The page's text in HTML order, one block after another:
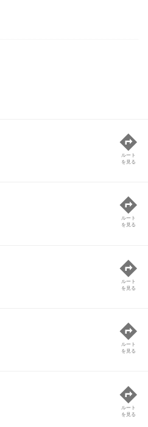
ルート
を見る
ルート
を見る
ルート
を見る
ルート
を見る
ルート
を見る